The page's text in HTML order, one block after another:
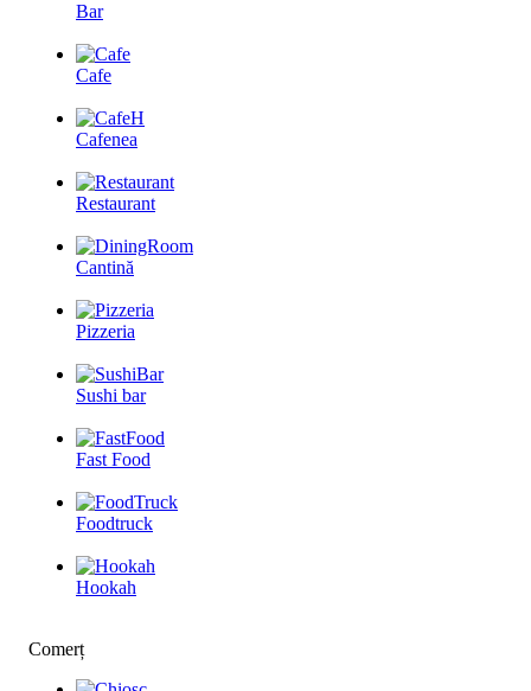
Bar
Cafe
Cafenea
Restaurant
Cantină
Pizzeria
Sushi bar
Fast Food
Foodtruck
Hookah
Comerț